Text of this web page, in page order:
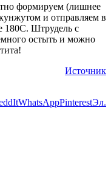
формируем (лишнее
и отправляем в
180С. Штрудель с
остыть и можно
Источник
WhatsAppPinterestЭл.